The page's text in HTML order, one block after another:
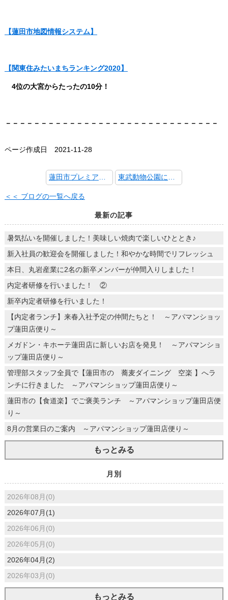
【蓮田市地図情報システム】
【関東住みたいまちランキング2020】
4位の大宮からたったの10分！
－－－－－－－－－－－－－－－－－－－－－－－－－－－－－－
ページ作成日 2021-11-28
＜＜ ブログの一覧へ戻る
最新の記事
暑気払いを開催しました！美味しい焼肉で楽しいひととき♪
新入社員の歓迎会を開催しました！和やかな時間でリフレッシュ
本日、丸岩産業に2名の新卒メンバーが仲間入りしました！
内定者研修を行いました！ ②
新卒内定者研修を行いました！
【内定者ランチ】来春入社予定の仲間たちと！ ～アパマンショッ
プ蓮田店便り～
メガドン・キホーテ蓮田店に新しいお店を発見！ ～アパマンショ
ップ蓮田店便り～
管理部スタッフ全員で【蓮田市の 蕎麦ダイニング 空楽 】へラ
ンチに行きました ～アパマンショップ蓮田店便り～
蓮田市の【食道楽】でご褒美ランチ ～アパマンショップ蓮田店便
り～
8月の営業日のご案内 ～アパマンショップ蓮田店便り～
もっとみる
月別
2026年08月(0)
2026年07月(1)
2026年06月(0)
2026年05月(0)
2026年04月(2)
2026年03月(0)
もっとみる